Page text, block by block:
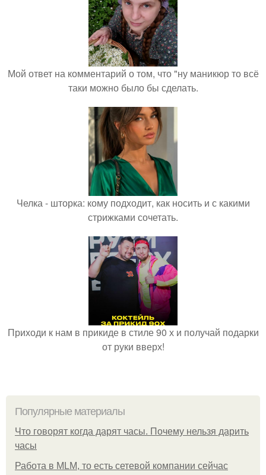
Мой ответ на комментарий о том, что "ну маникюр то всё
таки можно было бы сделать.
Челка - шторка: кому подходит, как носить и с какими
стрижками сочетать.
Приходи к нам в прикиде в стиле 90 х и получай подарки
от руки вверх!
Популярные материалы
Что говорят когда дарят часы. Почему нельзя дарить
часы
Работа в MLM, то есть сетевой компании сейчас